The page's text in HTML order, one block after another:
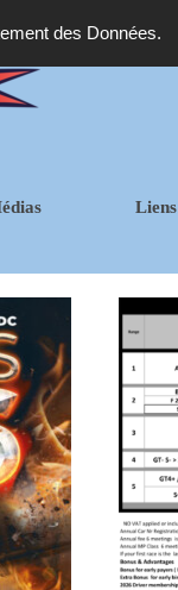
des Données.
Liens